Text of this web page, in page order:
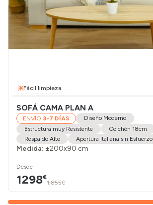
Fácil limpieza
SOFÁ CAMA PLAN A
ENVÍO 3-7 DÍAS
Diseño Moderno
Estructura muy Resistente
Colchón 18cm
Respaldo Alto
Apertura Italiana sin Esfuerzo
Medida: ±200x90 cm
Desde
1298€
1.855€